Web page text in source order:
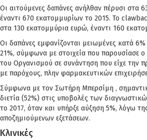
Οι αιτούμενες δαπάνες ανήλθαν πέρυσι στα
έναντι 670 εκατομμυρίων το 2015. Το
στα 130 εκατομμύρια ευρώ, έναντι 160
Οι δαπάνες εμφανίζονται μειωμένες κατά
21%, σύμφωνα με στοιχεία που παρουσίασε ο
του Οργανισμού σε συνάντηση που είχε την
με παρόχους, πλην φαρμακευτικών
Σύμφωνα με τον Σωτήρη Μπερσίμη ,
διετία (52%) στις υποβολές των
το 2017, όταν και υπήρξε αύξηση 5%, λόγω
αποζημιούμενων εξετάσεων.
Κλινικές